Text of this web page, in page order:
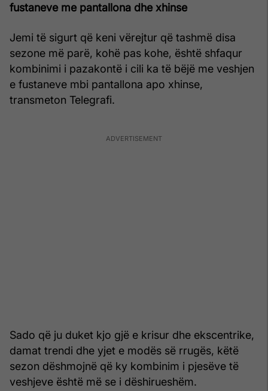
fustaneve me pantallona dhe xhinse
Jemi të sigurt që keni vërejtur që tashmë disa
sezone më parë, kohë pas kohe, është shfaqur
kombinimi i pazakontë i cili ka të bëjë me veshjen
e fustaneve mbi pantallona apo xhinse,
transmeton Telegrafi.
Sado që ju duket kjo gjë e krisur dhe ekscentrike,
damat trendi dhe yjet e modës së rrugës, këtë
sezon dëshmojnë që ky kombinim i pjesëve të
veshjeve është më se i dëshirueshëm.